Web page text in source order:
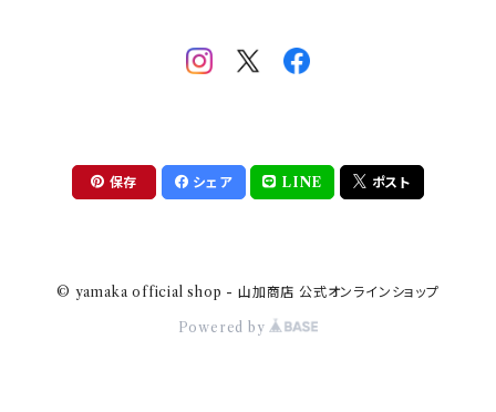
ちびまる子ちゃんandクレヨンしんちゃん
THE BEATLES(ザ・ビートルズ)
【山加商店×yaeko】migratory bird
HAPPY DINING(ハッピーダイニング)
保存 シェア LINE ポスト
© yamaka official shop - 山加商店 公式オンラインショップ
Powered by